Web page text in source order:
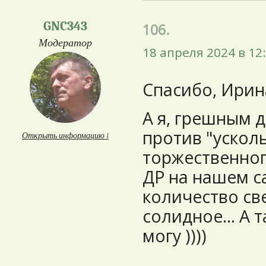
GNC343
Модератор
Открыть информацию ↓
106.
18 апреля 2024 в
Спасибо,
А я, грешным
против
ДР на нашем
количество
солидное... А
могу ))))